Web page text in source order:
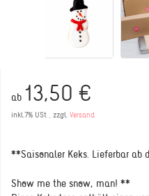
ab 13,50 €
inkl.7% USt , zzgl. Versand
**Saisonaler Keks. Lieferbar ab
Show me the snow, man! **